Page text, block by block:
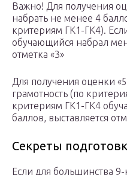
Важно! Для получения
набрать не менее 4
критериям ГК1-ГК4).
обучающийся набрал
отметка «3»
Для получения оценки
грамотность (по
критериям ГК1-ГК4
баллов, выставляется
Секреты
Если для большинства 9-